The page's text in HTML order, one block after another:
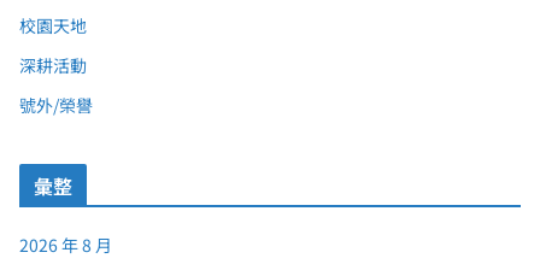
校園天地
深耕活動
號外/榮譽
彙整
2026 年 8 月